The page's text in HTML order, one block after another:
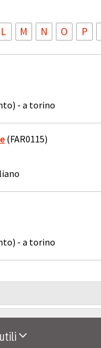
L M N O P
- a torino
(FAR0115)
- a torino